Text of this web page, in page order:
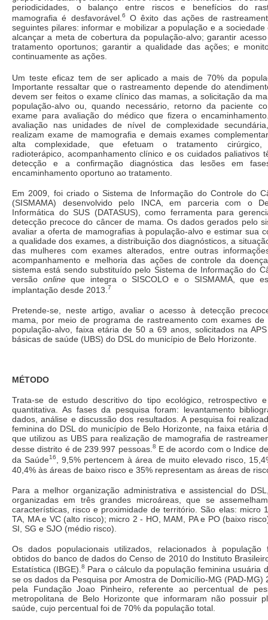
periodicidades, o balanço entre riscos e benefícios do
mamografia é desfavorável. 6
O êxito das ações de
seguintes pilares: informar e mobilizar a população e a sociedade
alcançar a meta de cobertura da população-alvo; garantir
tratamento oportunos; garantir a qualidade das ações; e
continuamente as ações.
Um teste eficaz tem de ser aplicado a mais de 70% da
Importante ressaltar que o rastreamento depende do
devem ser feitos o exame clínico das mamas, a solicitação da
população-alvo ou, quando necessário, retorno da paciente
exame para avaliação do médico que fizera o
avaliação nas unidades de nível de complexidade
realizam exame de mamografia e demais exames
alta complexidade, que efetuam o tratamento cirúrgico,
radioterápico, acompanhamento clínico e os cuidados paliativos
detecção e a confirmação diagnóstica das lesões em
encaminhamento oportuno ao tratamento.
Em 2009, foi criado o Sistema de Informação do Controle do
(SISMAMA) desenvolvido pelo INCA, em parceria com o
Informática do SUS (DATASUS), como ferramenta para
detecção precoce do câncer de mama. Os dados gerados pelo
avaliar a oferta de mamografias à população-alvo e estimar sua
a qualidade dos exames, a distribuição dos diagnósticos, a
das mulheres com exames alterados, entre outras
acompanhamento e melhoria das ações de controle da
sistema está sendo substituído pelo Sistema de Informação do
versão onlineque integra o SISCOLO e o SISMAMA, que
implantação desde 2013. 7
Pretende-se, neste artigo, avaliar o acesso à detecção
mama, por meio de programa de rastreamento com exames de
população-alvo, faixa etária de 50 a 69 anos, solicitados na
básicas de saúde (UBS) do DSL do município de Belo Horizonte.
MÉTODO
Trata-se de estudo descritivo do tipo ecológico, retrospectivo
quantitativa. As fases da pesquisa foram: levantamento
dados, análise e discussão dos resultados. A pesquisa foi
feminina do DSL do município de Belo Horizonte, na faixa etária
que utilizou as UBS para realização de mamografia de
desse distrito é de 239.997 pessoas. 8 E de acordo com o Indice
da Saúde16
, 9,5% pertencem à área de muito elevado risco,
40,4% às áreas de baixo risco e 35% representam as áreas de
Para a melhor organização administrativa e assistencial do
organizadas em três grandes microáreas, que se
características, risco e proximidade de território. São elas: micro
TA, MA e VC (alto risco); micro 2 - HO, MAM, PA e PO (baixo
SI, SG e SJO (médio risco).
Os dados populacionais utilizados, relacionados à população
obtidos do banco de dados do Censo de 2010 do Instituto
Estatística (IBGE).8 Para o cálculo da população feminina usuária
se os dados da Pesquisa por Amostra de Domicílio-MG (PAD-MG)
pela Fundação Joao Pinheiro, referente ao percentual de
metropolitana de Belo Horizonte que informaram não possuir
saúde, cujo percentual foi de 70% da população total.